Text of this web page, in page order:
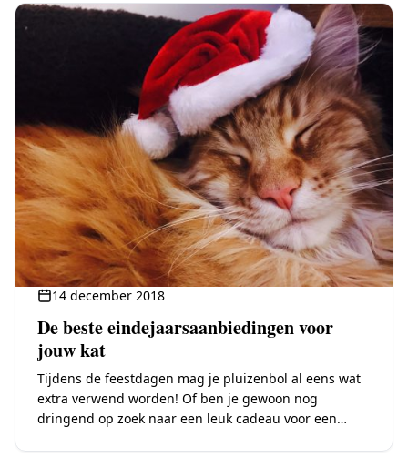
14 december 2018
De beste eindejaarsaanbiedingen voor
jouw kat
Tijdens de feestdagen mag je pluizenbol al eens wat
extra verwend worden! Of ben je gewoon nog
dringend op zoek naar een leuk cadeau voor een